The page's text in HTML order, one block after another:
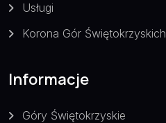
Usługi
Korona Gór Świętokrzyskich
Informacje
Góry Świętokrzyskie